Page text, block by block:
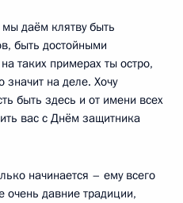
даём клятву быть
быть достойными
таких примерах ты остро,
значит на деле. Хочу
быть здесь и от имени всех
вас с Днём защитника
начинается – ему всего
очень давние традиции,